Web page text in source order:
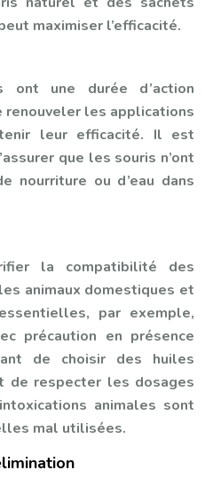
maximiser l’efficacité.
ont une durée d’action
les applications
leur efficacité. Il est
que les souris n’ont
nourriture ou d’eau dans
la compatibilité des
animaux domestiques et
par exemple,
précaution en présence
de choisir des huiles
respecter les dosages
animales sont
mal utilisées.